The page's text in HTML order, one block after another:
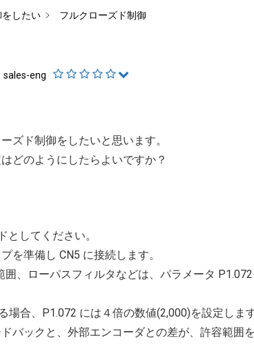
をしたい フルクローズド制御
sales-eng
ズド制御をしたいと思います。
どのようにしたらよいですか？
としてください。
を準備し CN5 に接続します。
、ローパスフィルタなどは、パラメータ
合、P1.072 には４倍の数値(2,000)を設定します
バックと、外部エンコーダとの差が、許容範囲を